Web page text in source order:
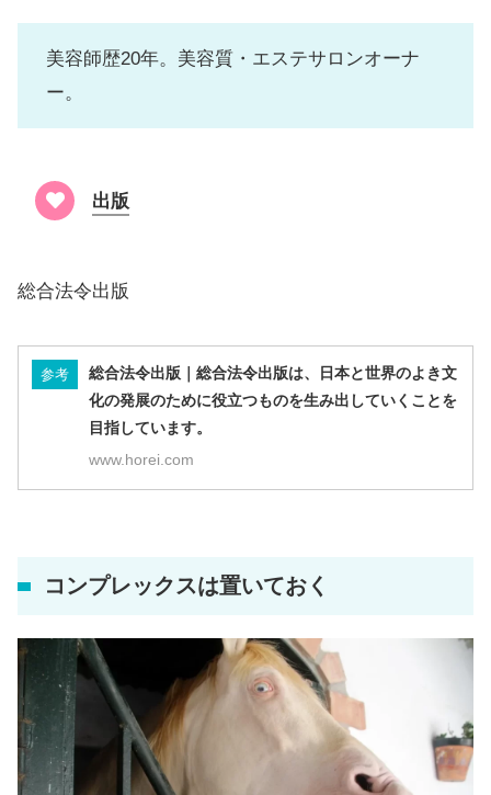
美容師歴20年。美容質・エステサロンオーナ
ー。
出版
総合法令出版
参考
総合法令出版｜総合法令出版は、日本と世界のよき文
化の発展のために役立つものを生み出していくことを
目指しています。
www.horei.com
コンプレックスは置いておく